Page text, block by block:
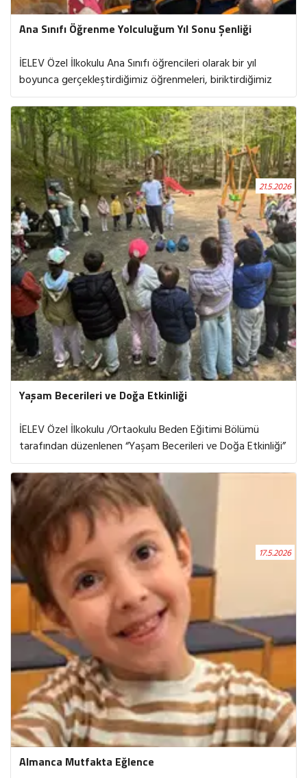
Ana Sınıfı Öğrenme Yolculuğum Yıl Sonu Şenliği
İELEV Özel İlkokulu Ana Sınıfı öğrencileri olarak bir yıl
boyunca gerçekleştirdiğimiz öğrenmeleri, biriktirdiğimiz
deneyimleri ve unutulmaz anılarımızı “Öğrenme
Yolculuğum-Yıl Sonu Şenliği” etkinliğimizde ailelerimizle
paylaşmanın mutluluğunu yaşadık. Yıl boyunca yaptığımız
çalışmaları sergileyerek gelişim sürecimizi birlikte yeniden
keşfettik. Yıl sonu gösterimizin ardından düzenlenen Yıl
Sonu Şenliği’nde oyunlar oynadık, müzikler eşliğinde
eğlendik ve birlikte keyifli anlar yaşadık. Kahkahalarla,
dostluklarla ve güzel anılarla dolu bir yılı geride bırakırken
bu özel günü hep birlikte kutladık.
21.5.2026
Yaşam Becerileri ve Doğa Etkinliği
İELEV Özel İlkokulu /Ortaokulu Beden Eğitimi Bölümü
tarafından düzenlenen “Yaşam Becerileri ve Doğa Etkinliği”
ana sınıfı öğrencilerimizin katılımıyla 06 Mayıs 2026
tarihinde Belgrad Ormanı’nda gerçekleştirildi. Doğayla iç
içe geçen bu keyifli etkinlikte öğrencilerimiz; keşfederek
öğrenme, birlikte hareket etme ve yeni deneyimler
kazanma fırsatı buldu. Program kapsamında
gerçekleştirilen doğa yürüyüşleri, grup oyunları, izcilik
etkinlikleri ve çadır kurulum çalışmaları sayesinde
çocuklarımız hem eğlenceli vakit geçirdi hem de
sorumluluk alma, iş birliği kurma ve doğayı tanıma
becerilerini geliştirdi. Öğrencilerimiz, çadır kurulumunu
uygulamalı olarak öğrenerek takım çalışmasının önemini
deneyimleme fırsatı elde etti. Etkinlik boyunca
öğrencilerimize doğadaki bitki ve hayvanlar hakkında
bilgiler verilirken çevre temizliğinin önemi ve orman
yangınlarına karşı alınması gereken önlemler de anlatıldı.
Böylece çocuklarımız, doğayı koruma bilinci kazanırken
çevreye karşı duyarlı bireyler olma konusunda farkındalık
geliştirdi.
17.5.2026
Almanca Mutfakta Eğlence